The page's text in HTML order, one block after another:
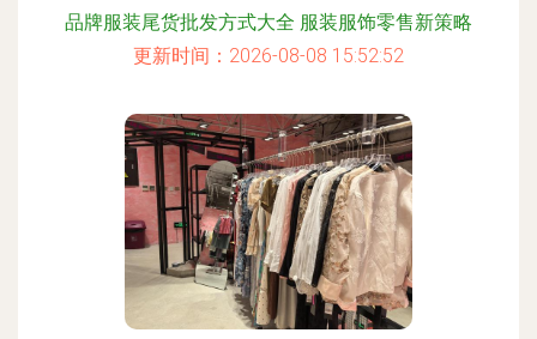
品牌服装尾货批发方式大全 服装服饰零售新策略
更新时间：2026-08-08 15:52:52